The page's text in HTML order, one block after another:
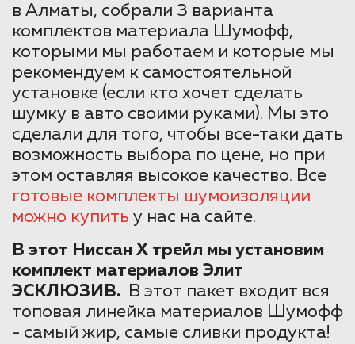
в Алматы, собрали 3 варианта
комплектов материала Шумофф,
которыми мы работаем и которые мы
рекомендуем к самостоятельной
установке (если кто хочет сделать
шумку в авто своими руками). Мы это
сделали для того, чтобы все-таки дать
возможность выбора по цене, но при
этом оставляя высокое качество. Все
готовые комплекты шумоизоляции
можно купить у нас на сайте.
В этот Ниссан Х трейл мы установим
комплект материалов Элит
ЭСКЛЮЗИВ.
В этот пакет входит вся
топовая линейка материалов Шумофф
- самый жир, самые сливки продукта!